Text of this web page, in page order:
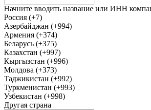
Начните вводить название или ИНН
Россия (+7)
Азербайджан (+994)
Армения (+374)
Беларусь (+375)
Казахстан (+997)
Кыргызстан (+996)
Молдова (+373)
Таджикистан (+992)
Туркменистан (+993)
Узбекистан (+998)
Другая страна